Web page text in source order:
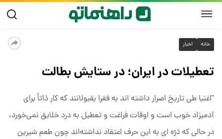
خانه اخبار
تعطیلات در ایران؛ در ستایش بطالت
"اغنیا طى تاریخ اصرار داشته اند به فقرا بقبولانند که کار ذاتاً براى
آدمیزاد خوب است و اوقات فراغت و تعطیل به درد خلایق نمى‌خورد،
در حالى که ذرّه اى به این حرف اعتقاد نداشته‌اند چون طعم شیرین